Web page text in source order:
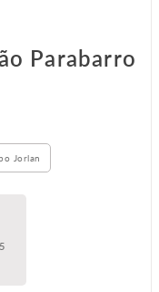
Parabarro
Jorlan